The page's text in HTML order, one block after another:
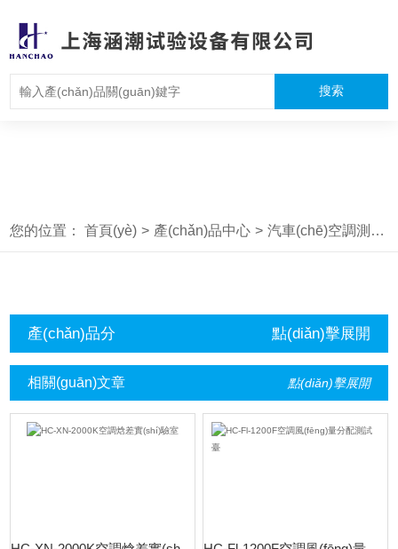
您的位置：首頁(yè) > 產(chǎn)品中心 > 汽車(chē)空調測試設備
產(chǎn)品分
類(lèi)
點(diǎn)擊展開
相關(guān)文章 點(diǎn)擊展開
(kāi)+